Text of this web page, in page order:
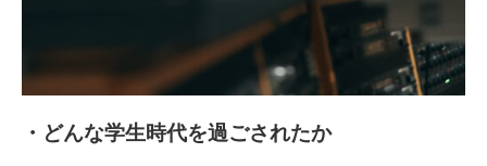
・どんな学生時代を過ごされたか